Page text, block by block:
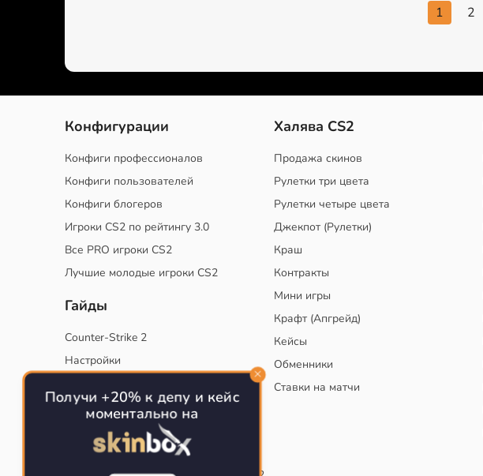
1 2
Конфигурации
Конфиги профессионалов
Конфиги пользователей
Конфиги блогеров
Игроки CS2 по рейтингу 3.0
Все PRO игроки CS2
Лучшие молодые игроки CS2
Гайды
Counter-Strike 2
Настройки
Тактики
Конфиг для тренировок в CS
Как сохранить свой конфиг CS
Халява CS2
Продажа скинов
Рулетки три цвета
Рулетки четыре цвета
Джекпот (Рулетки)
Краш
Контракты
Мини игры
Крафт (Апгрейд)
Кейсы
Обменники
Ставки на матчи
Получи +20% к депу и кейс
моментально на